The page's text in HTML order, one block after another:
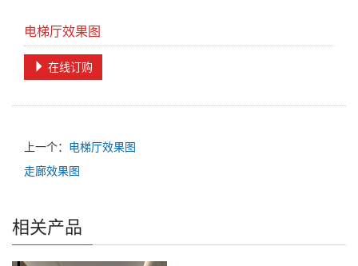
电梯厅效果图
在线订购
上一个： 电梯厅效果图
走廊效果图
相关产品